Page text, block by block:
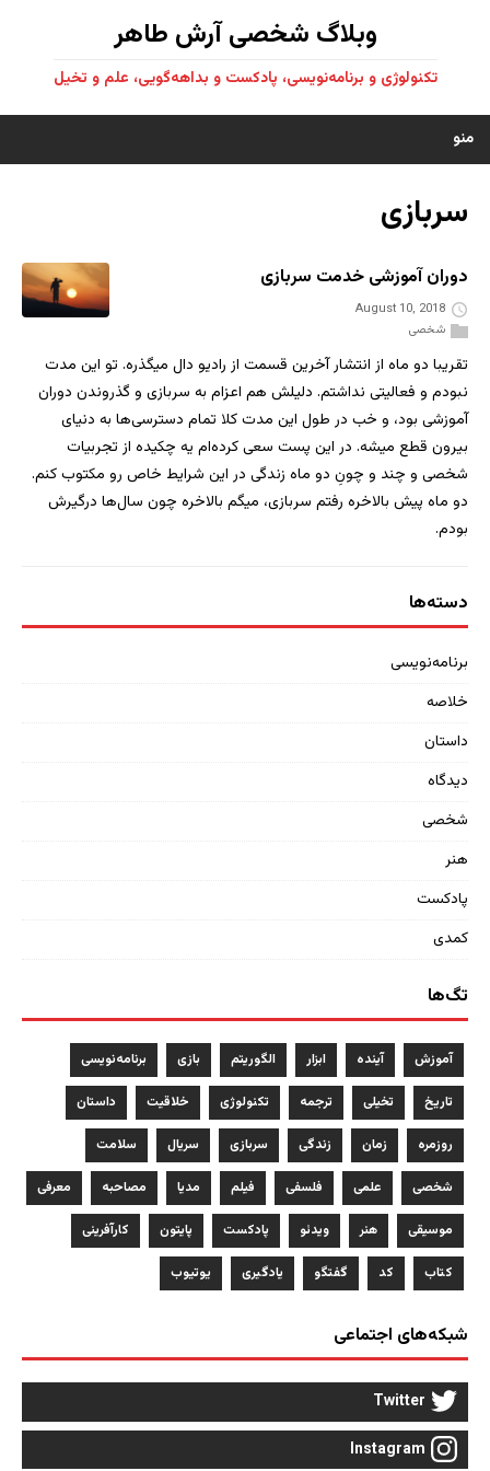
وبلاگ شخصی آرش طاهر
تکنولوژی و برنامه‌نویسی، پادکست و بداهه‌گویی، علم و تخیل
منو
سربازی
دوران آموزشی خدمت سربازی
August 10, 2018
شخصی
تقریبا دو ماه از انتشار آخرین قسمت از رادیو دال میگذره. تو این مدت
نبودم و فعالیتی نداشتم. دلیلش هم اعزام به سربازی و گذروندن دوران
آموزشی بود، و خب در طول این مدت کلا تمام دسترسی‌ها به دنیای
بیرون قطع میشه. در این پست سعی کرده‌ام یه چکیده از تجربیات
شخصی و چند و چونِ دو ماه زندگی در این شرایط خاص رو مکتوب کنم.
دو ماه پیش بالاخره رفتم سربازی، میگم بالاخره چون سال‌ها درگیرش
بودم.
دسته‌ها
برنامه‌نویسی
خلاصه
داستان
دیدگاه
شخصی
هنر
پادکست
کمدی
تگ‌ها
آموزش آینده ابزار الگوریتم بازی برنامه‌نویسی
تاریخ تخیلی ترجمه تکنولوژی خلاقیت داستان
روزمره زمان زندگی سربازی سریال سلامت
شخصی علمی فلسفی فیلم مدیا مصاحبه معرفی
موسیقی هنر ویدئو پادکست پایتون کارآفرینی
کتاب کد گفتگو یادگیری یوتیوب
شبکه‌های اجتماعی
Twitter
Instagram